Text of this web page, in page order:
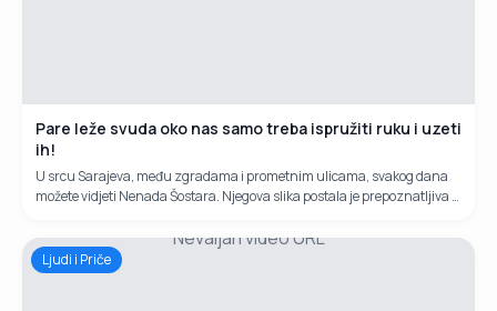
Pare leže svuda oko nas samo treba ispružiti ruku i uzeti
ih!
U srcu Sarajeva, među zgradama i prometnim ulicama, svakog dana
možete vidjeti Nenada Šostara. Njegova slika postala je prepoznatljiva –
ne blijedi, iako život nije bio blag prema njemu.Nenad je jedini radnik
koji nema konkurenciju u cijelom Sarajevu.
Nevaljan video URL
Ljudi i Priče